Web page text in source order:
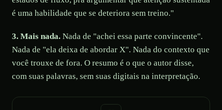
é uma habilidade que se deteriora sem treino."
3. Mais nada. Nada de "achei essa parte convincente".
Nada de "ela deixa de abordar X". Nada do contexto que
você trouxe de fora. O resumo é o que o autor disse,
com suas palavras, sem suas digitais na interpretação.